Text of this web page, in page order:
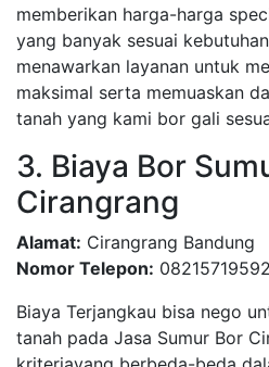
memberikan harga-harga
yang banyak sesuai
menawarkan layanan untuk
maksimal serta memuaskan
tanah yang kami bor gali
3. Biaya Bor
Cirangrang
Alamat: Cirangrang Bandung
Nomor Telepon:
Biaya Terjangkau bisa nego
tanah pada Jasa Sumur Bor